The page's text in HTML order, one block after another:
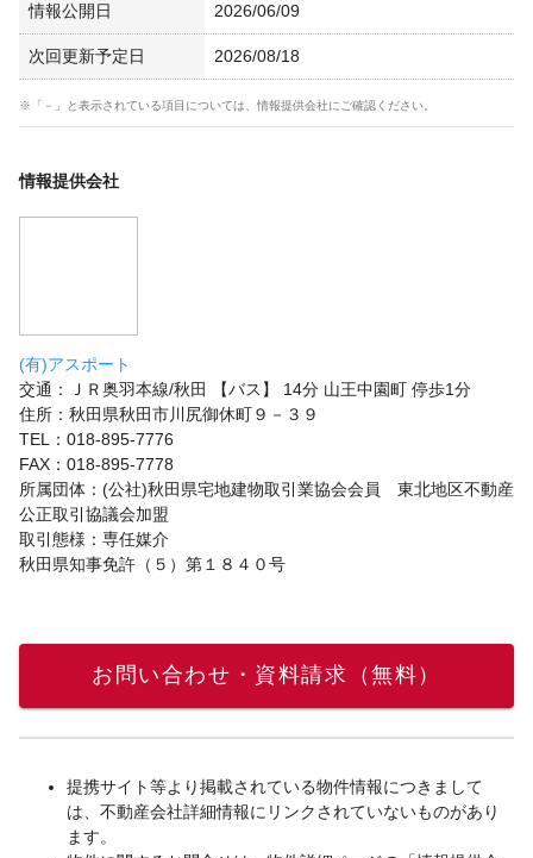
情報公開日 2026/06/09
次回更新予定日 2026/08/18
※「－」と表示されている項目については、情報提供会社にご確認ください。
情報提供会社
(有)アスポート
交通：ＪＲ奥羽本線/秋田 【バス】 14分 山王中園町 停歩1分
住所：秋田県秋田市川尻御休町９－３９
TEL：018-895-7776
FAX：018-895-7778
所属団体：(公社)秋田県宅地建物取引業協会会員 東北地区不動産
公正取引協議会加盟
取引態様：専任媒介
秋田県知事免許（５）第１８４０号
お問い合わせ・資料請求（無料）
提携サイト等より掲載されている物件情報につきまして
は、不動産会社詳細情報にリンクされていないものがあり
ます。